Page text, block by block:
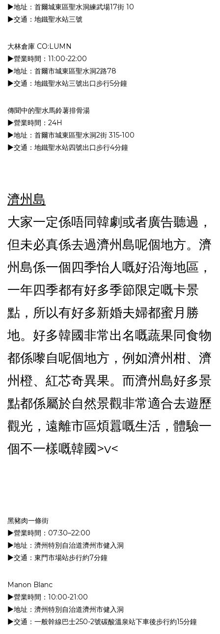
▶︎地址：首爾城東區聖水洞練武場17街 10
▶︎交通：地鐵聖水站三號
大林倉庫 CO:LUMN
▶︎營業時間：11:00-22:00
▶︎地址：首爾市城東區聖水洞2路78
▶︎交通：地鐵聖水站三號出口步行5分鐘
傳聞中的聖水馬鈴薯排骨湯
▶︎營業時間：24H
▶︎地址：首爾市城東區聖水洞2街 315-100
▶︎交通：地鐵聖水站四號出口步行4分鐘
濟州島
大家一定係唔同韓劇或者廣告聽過，
但未必真係去過濟州島呢個地方。濟
州島係一個四季怡人嘅好沿海地區，
一年四季都有好多季節限定嘅卡景
點，所以有好多新婚夫婦都蜜月勝
地。好多韓國非常出名嘅蔬果同食物
都係嚟自呢個地方，例如濟州柑、濟
州橙、紅芯奇異果。而濟州島好多景
點都係屬於自然景觀非常適合去遊歷
觀光，遠離市區煩囂嘅生活，體驗一
個不一樣嘅韓國>v<
黑豬肉一條街
▶︎營業時間：07:30–22:00
▶︎地址：濟州特別自治道濟州市健入洞
▶︎交通：東門市場站步行約7分鐘
Manon Blanc
▶︎營業時間：10:00-21:00
▶︎地址：濟州特別自治道濟州市健入洞
▶︎交通：一般幹線巴士250-2號碳酸溫泉站下車後步行約15分鐘